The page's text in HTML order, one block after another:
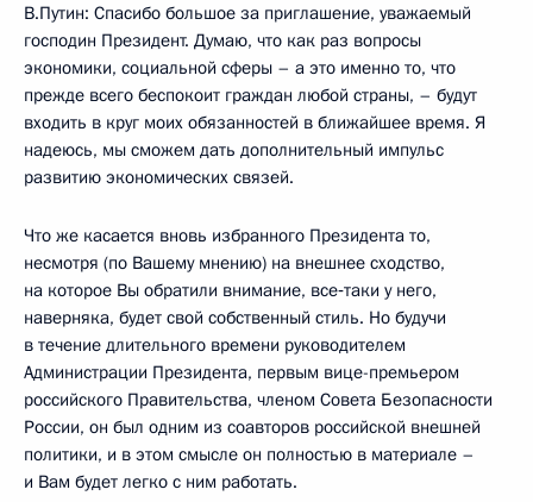
В.Путин: Спасибо большое за приглашение, уважаемый
господин Президент. Думаю, что как раз вопросы
экономики, социальной сферы – а это именно то, что
прежде всего беспокоит граждан любой страны, – будут
входить в круг моих обязанностей в ближайшее время. Я
надеюсь, мы сможем дать дополнительный импульс
развитию экономических связей.
Что же касается вновь избранного Президента то,
несмотря (по Вашему мнению) на внешнее сходство,
на которое Вы обратили внимание, все‑таки у него,
наверняка, будет свой собственный стиль. Но будучи
в течение длительного времени руководителем
Администрации Президента, первым вице-премьером
российского Правительства, членом Совета Безопасности
России, он был одним из соавторов российской внешней
политики, и в этом смысле он полностью в материале –
и Вам будет легко с ним работать.